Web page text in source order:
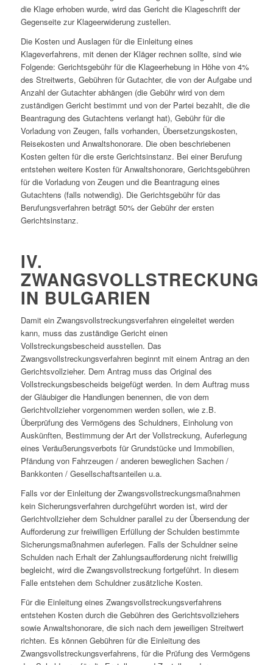
die Klage erhoben wurde, wird das Gericht die Klageschrift der
Gegenseite zur Klageerwiderung zustellen.
Die Kosten und Auslagen für die Einleitung eines
Klageverfahrens, mit denen der Kläger rechnen sollte, sind wie
Folgende: Gerichtsgebühr für die Klageerhebung in Höhe von 4%
des Streitwerts, Gebühren für Gutachter, die von der Aufgabe und
Anzahl der Gutachter abhängen (die Gebühr wird von dem
zuständigen Gericht bestimmt und von der Partei bezahlt, die die
Beantragung des Gutachtens verlangt hat), Gebühr für die
Vorladung von Zeugen, falls vorhanden, Übersetzungskosten,
Reisekosten und Anwaltshonorare. Die oben beschriebenen
Kosten gelten für die erste Gerichtsinstanz. Bei einer Berufung
entstehen weitere Kosten für Anwaltshonorare, Gerichtsgebühren
für die Vorladung von Zeugen und die Beantragung eines
Gutachtens (falls notwendig). Die Gerichtsgebühr für das
Berufungsverfahren beträgt 50% der Gebühr der ersten
Gerichtsinstanz.
IV.
ZWANGSVOLLSTRECKUNG
IN BULGARIEN
Damit ein Zwangsvollstreckungsverfahren eingeleitet werden
kann, muss das zuständige Gericht einen
Vollstreckungsbescheid ausstellen. Das
Zwangsvollstreckungsverfahren beginnt mit einem Antrag an den
Gerichtsvollzieher. Dem Antrag muss das Original des
Vollstreckungsbescheids beigefügt werden. In dem Auftrag muss
der Gläubiger die Handlungen benennen, die von dem
Gerichtvollzieher vorgenommen werden sollen, wie z.B.
Überprüfung des Vermögens des Schuldners, Einholung von
Auskünften, Bestimmung der Art der Vollstreckung, Auferlegung
eines Veräußerungsverbots für Grundstücke und Immobilien,
Pfändung von Fahrzeugen / anderen beweglichen Sachen /
Bankkonten / Gesellschaftsanteilen u.a.
Falls vor der Einleitung der Zwangsvollstreckungsmaßnahmen
kein Sicherungsverfahren durchgeführt worden ist, wird der
Gerichtvollzieher dem Schuldner parallel zu der Übersendung der
Aufforderung zur freiwilligen Erfüllung der Schulden bestimmte
Sicherungsmaßnahmen auferlegen. Falls der Schuldner seine
Schulden nach Erhalt der Zahlungsaufforderung nicht freiwillig
begleicht, wird die Zwangsvollstreckung fortgeführt. In diesem
Falle entstehen dem Schuldner zusätzliche Kosten.
Für die Einleitung eines Zwangsvollstreckungsverfahrens
entstehen Kosten durch die Gebühren des Gerichtsvollziehers
sowie Anwaltshonorare, die sich nach dem jeweiligen Streitwert
richten. Es können Gebühren für die Einleitung des
Zwangsvollstreckungsverfahrens, für die Prüfung des Vermögens